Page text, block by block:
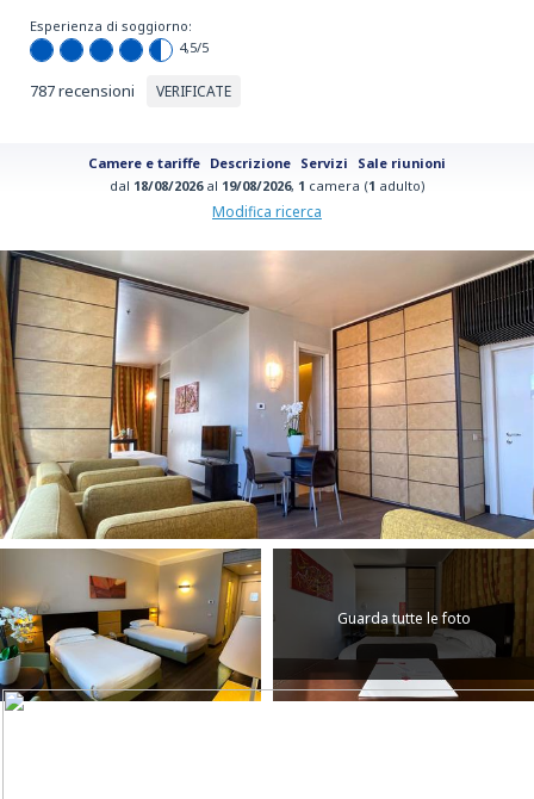
Esperienza di soggiorno:
4,5/5
787 recensioni VERIFICATE
Camere e tariffe Descrizione Servizi
Sale riunioni
dal 18/08/2026al 19/08/2026, 1 camera (1 adulto)
Modifica ricerca
Guarda tutte le foto